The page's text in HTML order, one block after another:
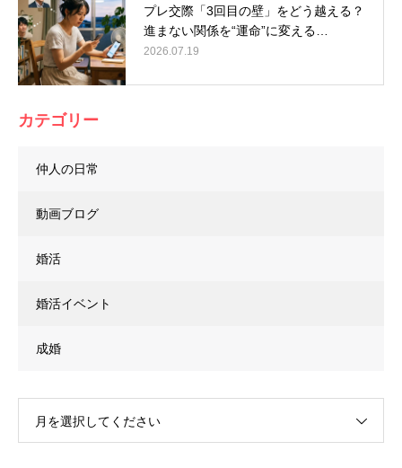
プレ交際「3回目の壁」をどう越える？
進まない関係を“運命”に変える…
2026.07.19
カテゴリー
仲人の日常
動画ブログ
婚活
婚活イベント
成婚
月を選択してください